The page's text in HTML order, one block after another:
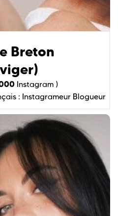
Breton
Instagram )
: Instagrameur Blogueur